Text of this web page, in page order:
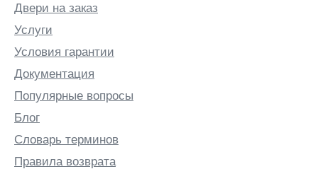
Двери на заказ
Услуги
Условия гарантии
Документация
Популярные вопросы
Блог
Словарь терминов
Правила возврата